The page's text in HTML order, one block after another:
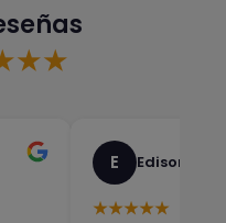
E Edison
★★★★★